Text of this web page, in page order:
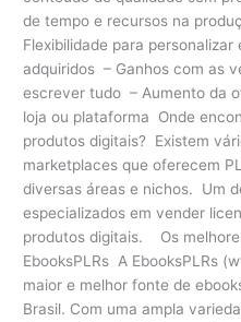
de tempo e recursos na
Flexibilidade para
adquiridos – Ganhos com as
escrever tudo – Aumento da
loja ou plataforma Onde
produtos digitais? Existem
marketplaces que oferecem
diversas áreas e nichos. Um
especializados em vender
produtos digitais. Os
EbooksPLRs A EbooksPLRs
maior e melhor fonte de
Brasil. Com uma ampla